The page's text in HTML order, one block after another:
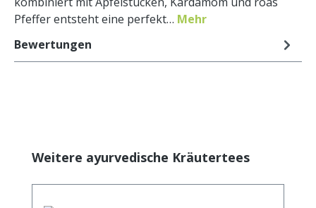
Pfeffer entsteht eine perfekt… Mehr
Bewertungen
Produktgalerie überspringen
Weitere ayurvedische Kräutertees